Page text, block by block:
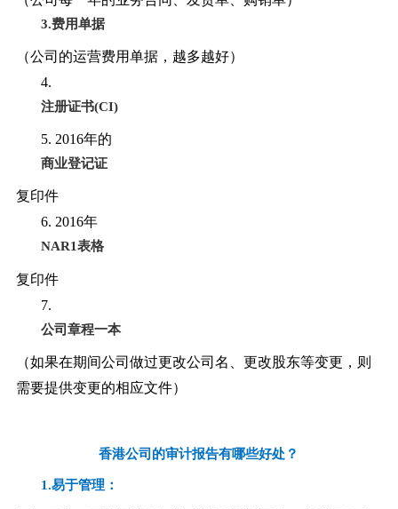
3.费用单据
（公司的运营费用单据，越多越好）
4.
注册证书(CI)
5. 2016年的
商业登记证
复印件
6. 2016年
NAR1表格
复印件
7.
公司章程一本
（如果在期间公司做过更改公司名、更改股东等变更，则
需要提供变更的相应文件）
香港公司的审计报告有哪些好处？
1.易于管理：